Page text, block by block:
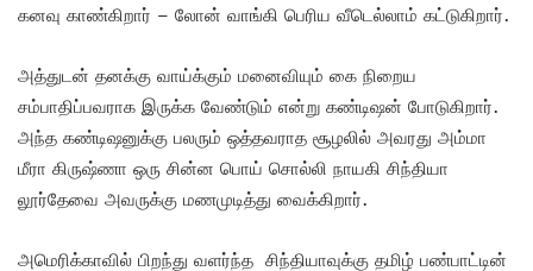
கனவு காண்கிறார் – லோன் வாங்கி பெரிய வீடெல்லாம் கட்டுகிறார்.
அத்துடன் தனக்கு வாய்க்கும் மனைவியும் கை நிறைய
சம்பாதிப்பவராக இருக்க வேண்டும் என்று கண்டிஷன் போடுகிறார்.
அந்த கண்டிஷனுக்கு பலரும் ஒத்தவராத சூழலில் அவரது அம்மா
மீரா கிருஷ்ணா ஒரு சின்ன பொய் சொல்லி நாயகி சிந்தியா
லூர்தேவை அவருக்கு மணமுடித்து வைக்கிறார்.
அமெரிக்காவில் பிறந்து வளர்ந்த சிந்தியாவுக்கு தமிழ் பண்பாட்டின்